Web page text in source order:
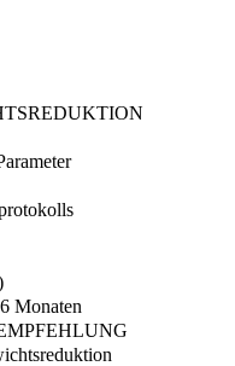
Monaten